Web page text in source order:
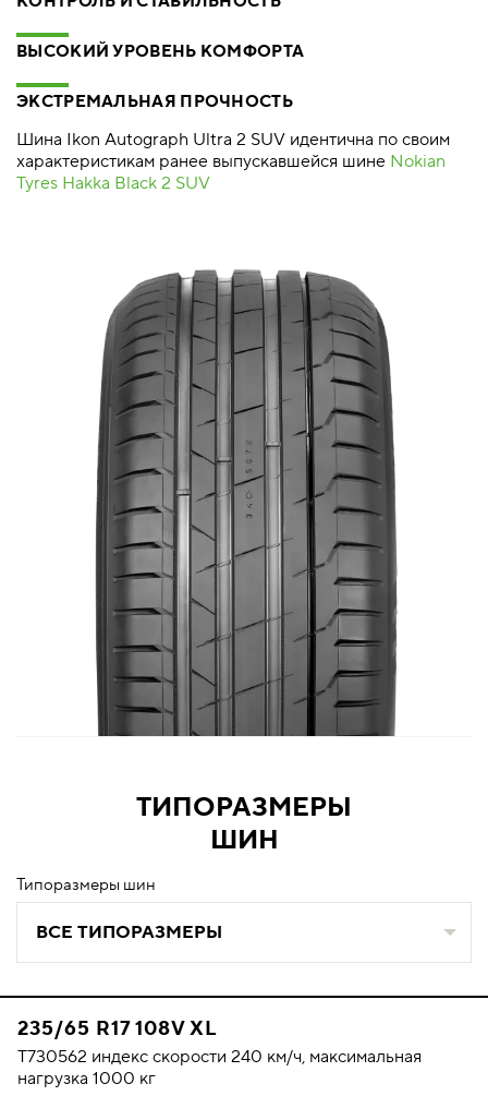
ВЫСОКИЙ УРОВЕНЬ КОМФОРТА
ЭКСТРЕМАЛЬНАЯ ПРОЧНОСТЬ
Шина Ikon Autograph Ultra 2 SUV идентична по своим
характеристикам ранее выпускавшейся шине Nokian
Tyres Hakka Black 2 SUV
ТИПОРАЗМЕРЫ
ШИН
Типоразмеры шин
ВСЕ ТИПОРАЗМЕРЫ
235/65 R17 108V XL
T730562 индекс скорости 240 км/ч, максимальная
нагрузка 1000 кг